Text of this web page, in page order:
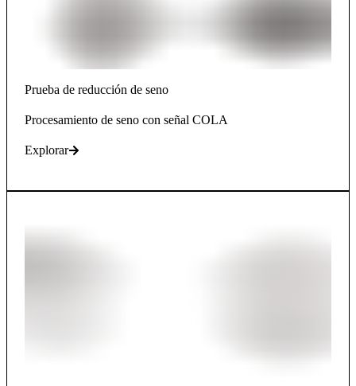
Prueba de reducción de seno
Procesamiento de seno con señal COLA
Explorar